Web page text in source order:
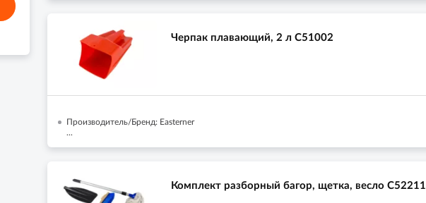
Черпак плавающий, 2 л C51002
Производитель/Бренд: Easterner
...
Комплект разборный багор, щетка, весло C52211